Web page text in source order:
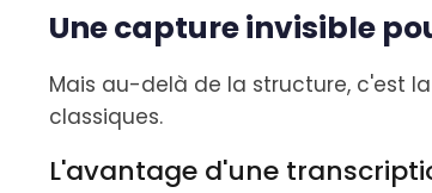
Une capture invisible
Mais au-delà de la structure, c'est la
classiques.
L'avantage d'une